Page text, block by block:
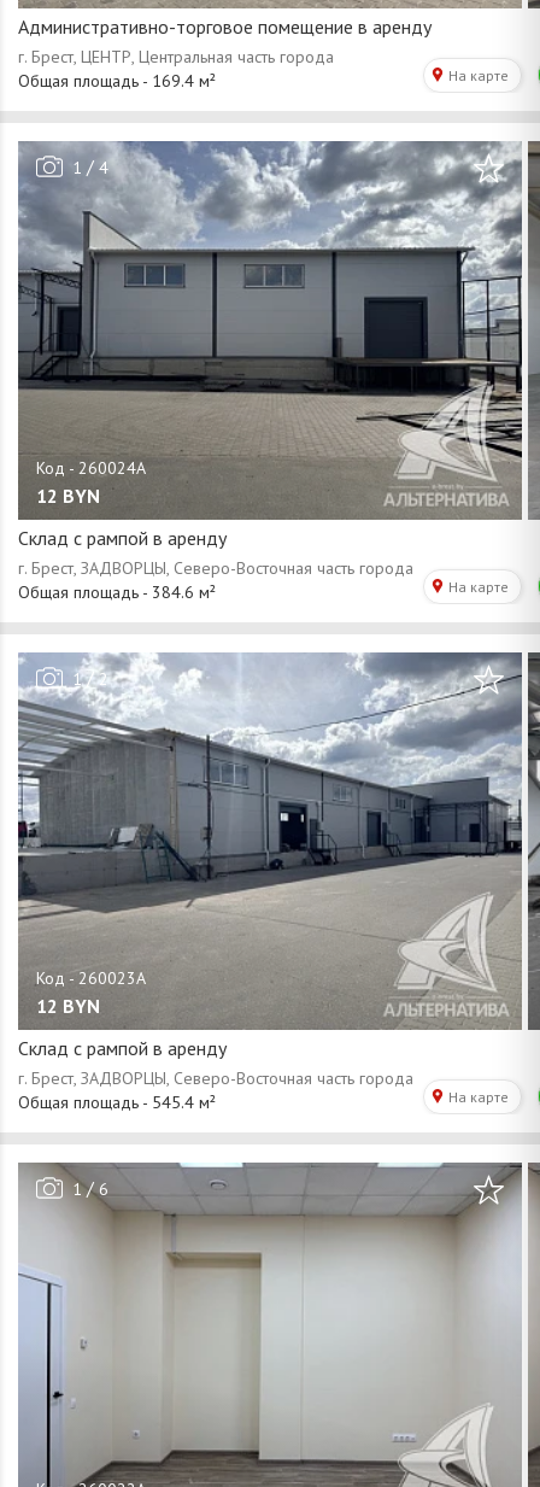
Административно-торговое помещение в аренду
1 / 4
12 BYN
Склад с рампой в аренду
1/2
12 BYN
Склад с рампой в аренду
1/6